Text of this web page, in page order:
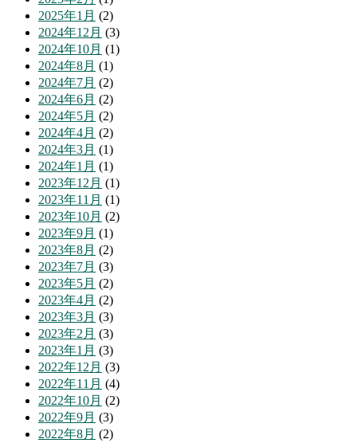
2025年1月 (2)
2024年12月 (3)
2024年10月 (1)
2024年8月 (1)
2024年7月 (2)
2024年6月 (2)
2024年5月 (2)
2024年4月 (2)
2024年3月 (1)
2024年1月 (1)
2023年12月 (1)
2023年11月 (1)
2023年10月 (2)
2023年9月 (1)
2023年8月 (2)
2023年7月 (3)
2023年5月 (2)
2023年4月 (2)
2023年3月 (3)
2023年2月 (3)
2023年1月 (3)
2022年12月 (3)
2022年11月 (4)
2022年10月 (2)
2022年9月 (3)
2022年8月 (2)